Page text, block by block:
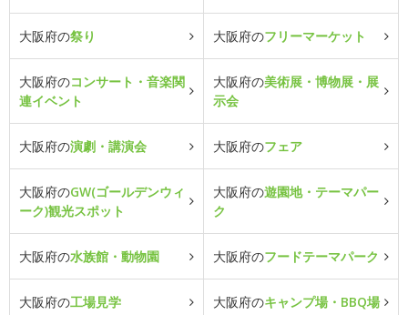
大阪府の祭り 大阪府のフリーマーケット
大阪府のコンサート・音楽関
連イベント
大阪府の美術展・博物展・展
示会
大阪府の演劇・講演会 大阪府のフェア
大阪府のGW(ゴールデンウィ
ーク)観光スポット
大阪府の遊園地・テーマパー
ク
大阪府の水族館・動物園 大阪府のフードテーマパーク
大阪府の工場見学 大阪府のキャンプ場・BBQ場